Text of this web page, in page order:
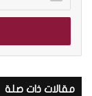
خ
ب
ي
د
مقالات ذات صلة